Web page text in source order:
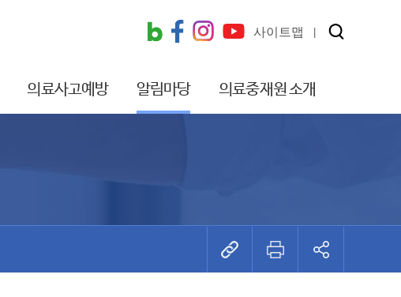
사이트맵
의료사고예방 알림마당 의료중재원 소개